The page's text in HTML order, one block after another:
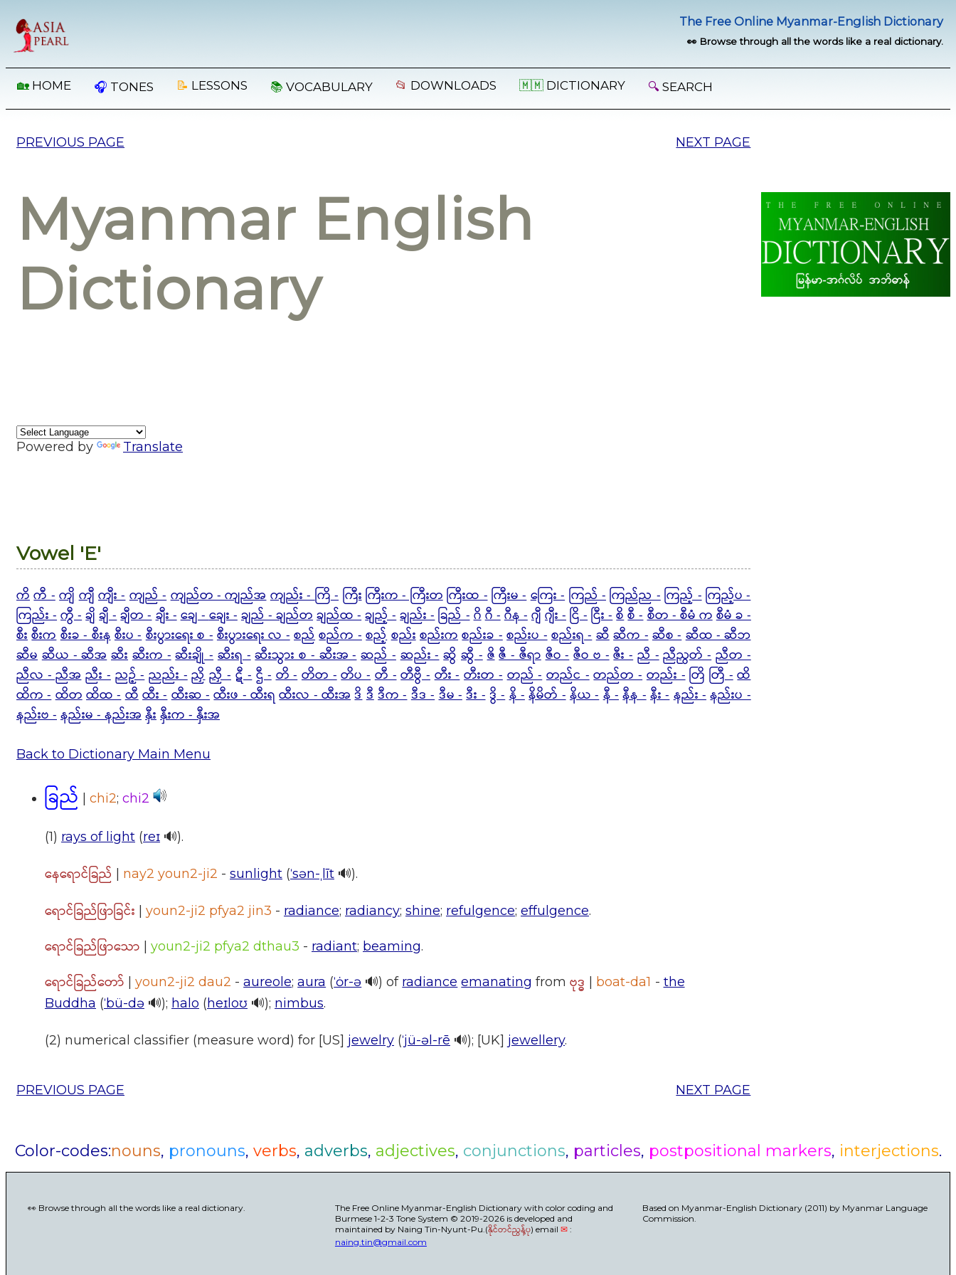
The Free Online Myanmar-English Dictionary
👀 Browse through all the words like a real dictionary.
🏡 HOME 🎧 TONES 📝 LESSONS 📚 VOCABULARY 📂 DOWNLOADS 🇲🇲 DICTIONARY 🔍 SEARCH
PREVIOUS PAGE NEXT PAGE
Myanmar English
Dictionary
Powered by Translate
Vowel 'E'
ကိကီ -ကျိကျီ ကျီး -ကျည် -ကျည်တ - ကျည်အကျည်း -ကြိ - ကြီးကြီးက - ကြီးတကြီးထ -ကြီးမ -ကြေး - ကြည် -ကြည်ည -ကြည့် -ကြည့်ပ -
ကြည်း -ကွီ -ချိချီ -ချီတ -ချီး -ချေ -ချေး -ချည် - ချည်တချည်ထ -ချည့် -ချည်း -ခြည် -ဂိဂီ -ဂီန -ဂျီ ဂျီး -ငြိ -ငြီး -စိစီ -စီတ - စီမံ ကစီမံ ခ -
စီးစီးကစီးခ - စီးနစီးပ -စီးပွားရေး စ -စီးပွားရေး လ -စည်စည်က -စည့်စည်းစည်းကစည်းခ -စည်းပ -စည်းရ -ဆီဆီက -ဆီစ -ဆီထ - ဆီဘ
ဆီမ ဆီယ - ဆီအ ဆီး ဆီးက - ဆီးချို - ဆီးရ - ဆီးသွား စ - ဆီးအ - ဆည် - ဆည်း - ဆွိ ဆွီ - ဇိ ဇီ - ဇီရာ ဇီဝ - ဇီဝ ဗ - ဇီး - ညီ - ညီညွတ် - ညီတ -
ညီလ - ညီအ ညီး - ညဉ့် - ညည်း - ညှိ ညှီ - ဋီ - ဌီ - တိ - တိတ - တိပ - တီ - တီဗွီ - တီး - တီးတ - တည် - တည်င - တည်တ - တည်း - တြိ တြီ - ထိ
ထိက -ထိတထိထ -ထီထီး -ထီးဆ -ထီးဖ - ထီးရထီးလ - ထီးအဒိဒီဒီက -ဒီဒ -ဒီမ -ဒီး -ဒွိ -နိ -နိမိတ် -နိယ -နီ -နီန -နီး -နည်း -နည်းပ -
နည်းဗ -နည်းမ - နည်းအနှီးနှီးက - နှီးအ
Back to Dictionary Main Menu
ခြည် | chi2; chi2
(1) rays of light (reɪ 🔊).
နေရောင်ခြည် | nay2 youn2-ji2 - sunlight (ˈsən-ˌlīt 🔊).
ရောင်ခြည်ဖြာခြင်း | youn2-ji2 pfya2 jin3 - radiance; radiancy; shine; refulgence; effulgence.
ရောင်ခြည်ဖြာသော | youn2-ji2 pfya2 dthau3 - radiant; beaming.
ရောင်ခြည်တော် |youn2-ji2 dau2 -aureole;aura (ˈȯr-ə 🔊) of radiance emanating fromဗုဒ္ဓ | boat-da1 - the
Buddha (ˈbü-də 🔊); halo (heɪloʊ 🔊); nimbus.
(2) numerical classifier (measure word) for [US] jewelry (ˈjü-əl-rē 🔊); [UK] jewellery.
PREVIOUS PAGE NEXT PAGE
Color-codes:nouns, pronouns, verbs, adverbs, adjectives, conjunctions, particles, postpositional markers, interjections.
👀 Browse through all the words like a real dictionary.
The Free Online Myanmar-English Dictionary with color coding and
Burmese 1-2-3 Tone System © 2019-2026 is developed and
maintained by Naing Tin-Nyunt-Pu.(နိုင်တင်ညွန့်ပု) email ✉:
naing.tin@gmail.com
Based on Myanmar-English Dictionary (2011) by Myanmar Language
Commission.